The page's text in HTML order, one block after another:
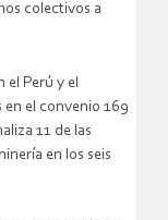
colectivos a
el Perú y el
el convenio 169
11 de las
en los seis